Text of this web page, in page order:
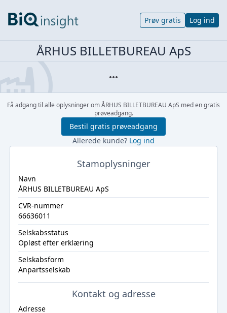
Prøv gratis Log ind
ÅRHUS BILLETBUREAU ApS
Få adgang til alle oplysninger om ÅRHUS BILLETBUREAU ApS med en gratis
prøveadgang.
Bestil gratis prøveadgang
Allerede kunde? Log ind
Stamoplysninger
Navn
ÅRHUS BILLETBUREAU ApS
CVR-nummer
66636011
Selskabsstatus
Opløst efter erklæring
Selskabsform
Anpartsselskab
Kontakt og adresse
Adresse